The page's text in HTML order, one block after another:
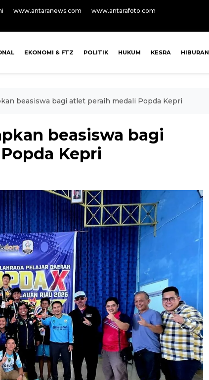
www.antaranews.com
www.antarafoto.com
EKONOMI & FTZ POLITIK HUKUM KESRA HIBURAN
beasiswa bagi atlet peraih medali Popda Kepri
beasiswa bagi
Kepri